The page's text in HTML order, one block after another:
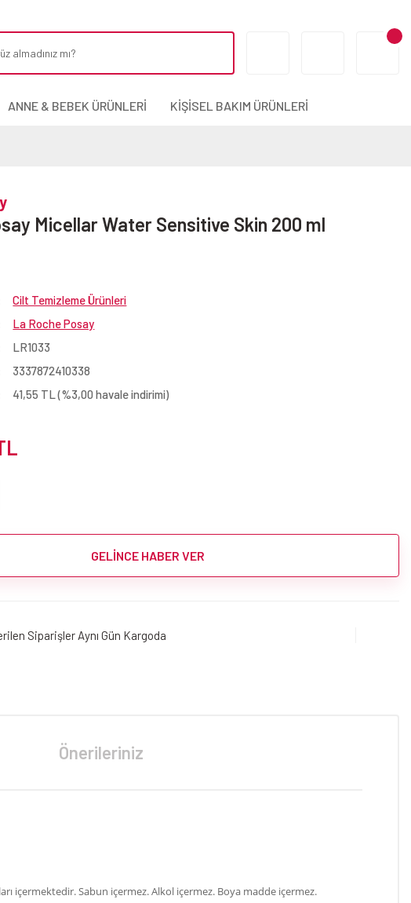
ANNE & BEBEK ÜRÜNLERİ KİŞİSEL BAKIM ÜRÜNLERİ
Micellar Water Sensitive Skin 200 ml
Cilt Temizleme Ürünleri
La Roche Posay
LR1033
3337872410338
41,55 TL (%3,00 havale indirimi)
GELİNCE HABER VER
Siparişler Aynı Gün Kargoda
Önerileriniz
içermektedir. Sabun içermez. Alkol içermez. Boya madde içermez.